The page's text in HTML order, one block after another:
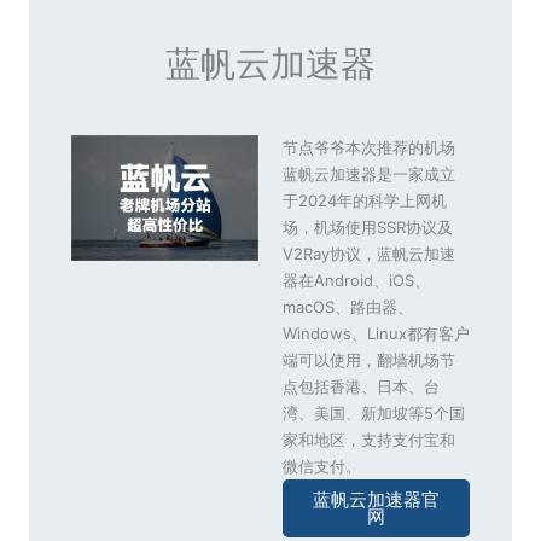
蓝帆云加速器
节点爷爷本次推荐的机场
蓝帆云加速器是一家成立
于2024年的科学上网机
场，机场使用SSR协议及
V2Ray协议，蓝帆云加速
器在Android、iOS、
macOS、路由器、
Windows、Linux都有客户
端可以使用，翻墙机场节
点包括香港、日本、台
湾、美国、新加坡等5个国
家和地区，支持支付宝和
微信支付。
蓝帆云加速器官
网